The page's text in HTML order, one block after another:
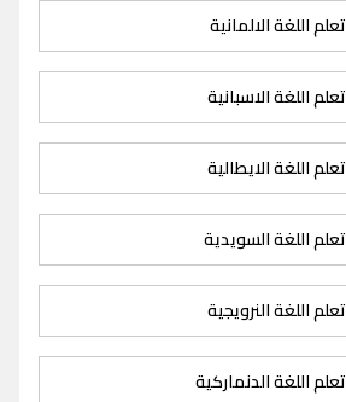
تعلم اللغة الالمانية
تعلم اللغة الاسبانية
تعلم اللغة الايطالية
تعلم اللغة السويدية
تعلم اللغة النرويجية
تعلم اللغة الدنماركية